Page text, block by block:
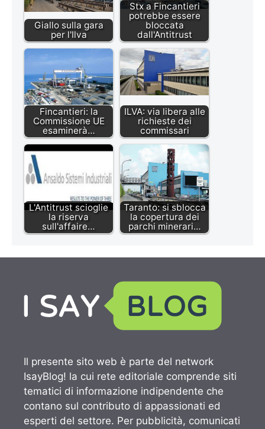
Giallo sulla gara
per l'Ilva
Stx a Fincantieri
potrebbe essere
bloccata
dall'Antitrust
Fincantieri: la
Commissione UE
esaminerà…
ILVA: via libera alle
richieste dei
commissari
L'Antitrust scioglie
la riserva
sull'affaire…
Taranto: si sblocca
la copertura dei
parchi minerari…
Il presente sito web è parte del network
IsayBlog! la cui rete editoriale comprende siti
tematici di informazione indipendente che
contano sul contributo di appassionati ed
esperti del settore. Per pubblicità, comunicati